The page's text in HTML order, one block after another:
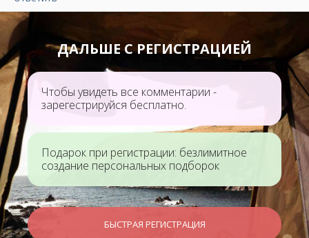
ДАЛЬШЕ С РЕГИСТРАЦИЕЙ
Чтобы увидеть все комментарии -
зарегестрируйся бесплатно.
Подарок при регистрации: безлимитное
создание персональных подборок
БЫСТРАЯ РЕГИСТРАЦИЯ